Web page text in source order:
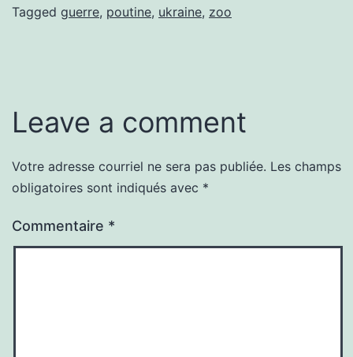
Tagged guerre, poutine, ukraine, zoo
Leave a comment
Votre adresse courriel ne sera pas publiée. Les champs
obligatoires sont indiqués avec *
Commentaire *